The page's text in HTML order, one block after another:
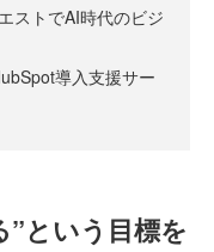
ストでAI時代のビジ
導入支援サー
”という目標を